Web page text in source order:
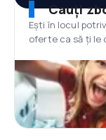
Cauți
Ești în locul
oferte ca să ți le